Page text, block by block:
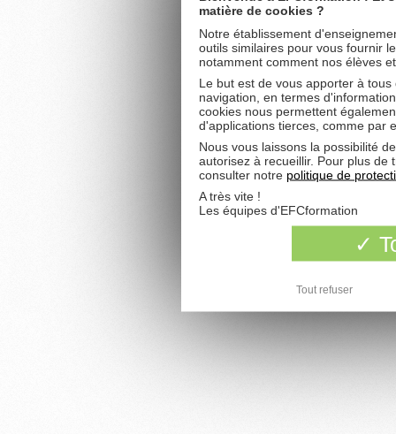
matière de cookies ?
Notre établissement
outils similaires pour vous fournir
notamment comment nos élèves
Le but est de vous apporter à
navigation, en termes
cookies nous permettent
d'applications tierces, comme par
Nous vous laissons la possibilité
autorisez à recueillir. Pour plus de
consulter notre politique de
A très vite !
Les équipes d'EFCformation
Tout refuser